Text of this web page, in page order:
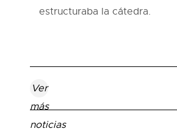
estructuraba la cátedra.
Ver
más
noticias